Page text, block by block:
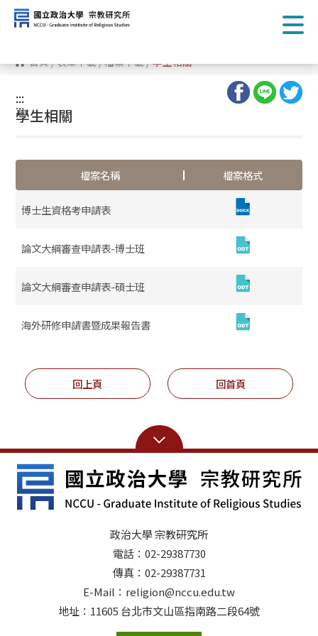
跳
到
主
容 首頁/表單下載/檔案下載/學生相關
:::
:::
學生相關
檔案名稱 檔案格式
博士生資格考申請表
論文大綱審查申請表-博士班
論文大綱審查申請表-碩士班
海外研修申請書暨成果報告書
回上頁 回首頁
政治大學 宗教研究所
電話：02-29387730
傳真：02-29387731
E-Mail：religion@nccu.edu.tw
地址：11605 台北市文山區指南路二段64號